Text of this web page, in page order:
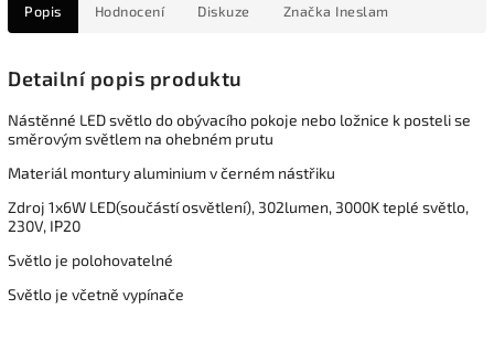
Popis Hodnocení Diskuze Značka Ineslam
Detailní popis produktu
Nástěnné LED světlo do obývacího pokoje nebo ložnice k posteli se
směrovým světlem na ohebném prutu
Materiál montury aluminium v černém nástřiku
Zdroj 1x6W LED(součástí osvětlení), 302lumen, 3000K teplé světlo,
230V, IP20
Světlo je polohovatelné
Světlo je včetně vypínače